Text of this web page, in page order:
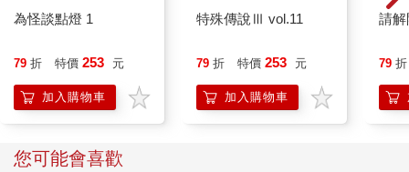
為怪談點燈 1
79 折 特價 253 元
加入購物車
特殊傳說Ⅲ vol.11
79 折 特價 253 元
加入購物車
請解
79 折
您可能會喜歡